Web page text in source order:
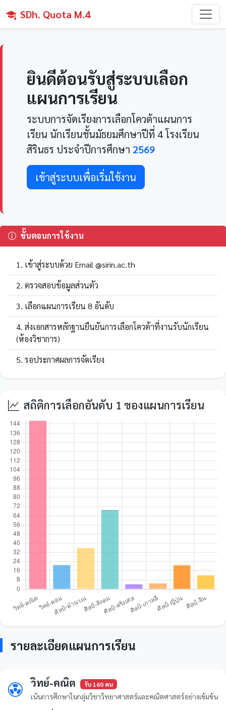
SDh. Quota M.4
ยินดีต้อนรับสู่ระบบเลือก
แผนการเรียน
ระบบการจัดเรียงการเลือกโควต้าแผนการ
เรียน นักเรียนชั้นมัธยมศึกษาปีที่ 4 โรงเรียน
สิรินธร ประจำปีการศึกษา 2569
เข้าสู่ระบบเพื่อเริ่มใช้งาน
ขั้นตอนการใช้งาน
เข้าสู่ระบบด้วย Email @sirin.ac.th
ตรวจสอบข้อมูลส่วนตัว
เลือกแผนการเรียน 8 อันดับ
ส่งเอกสารหลักฐานยืนยันการเลือกโควต้าที่งานรับนักเรียน
(ห้องวิชาการ)
รอประกาศผลการจัดเรียง
สถิติการเลือกอันดับ 1 ของแผนการเรียน
รายละเอียดแผนการเรียน
วิทย์-คณิต รับ 160 คน
เน้นการศึกษาในกลุ่มวิชาวิทยาศาสตร์และคณิตศาสตร์อย่างเข้มข้น